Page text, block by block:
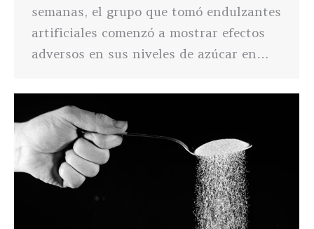
semanas, el grupo que tomó endulzantes
artificiales comenzó a mostrar efectos
adversos en sus niveles de azúcar en…